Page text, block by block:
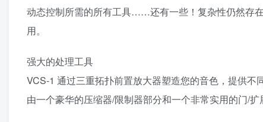
动态控制所需的所有工具……还有一些！复杂性仍然存
用。
强大的处理工具
VCS-1 通过三重拓扑前置放大器塑造您的音色，提供
由一个豪华的压缩器/限制器部分和一个非常实用的门/